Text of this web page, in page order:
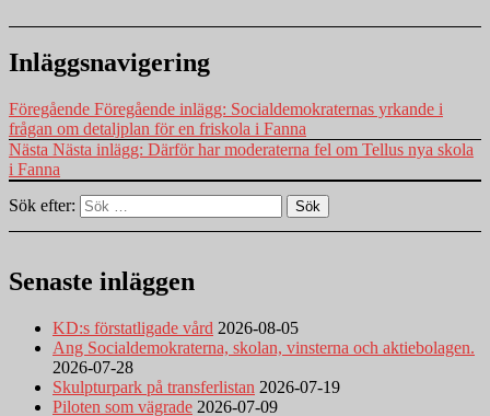
Inläggsnavigering
Föregående Föregående inlägg: Socialdemokraternas yrkande i
frågan om detaljplan för en friskola i Fanna
Nästa Nästa inlägg: Därför har moderaterna fel om Tellus nya skola
i Fanna
Sök efter:
Sök
Senaste inläggen
KD:s förstatligade vård 2026-08-05
Ang Socialdemokraterna, skolan, vinsterna och aktiebolagen.
2026-07-28
Skulpturpark på transferlistan 2026-07-19
Piloten som vägrade 2026-07-09